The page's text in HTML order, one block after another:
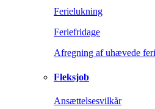
Ferielukning
Feriefridage
Afregning af uhævede
Fleksjob
Ansættelsesvilkår